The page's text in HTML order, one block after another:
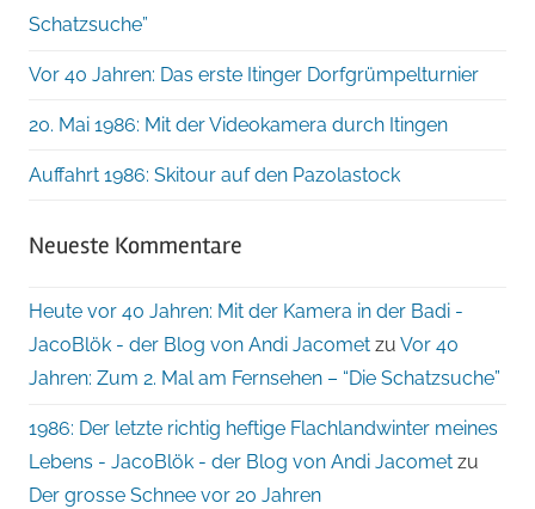
Schatzsuche”
Vor 40 Jahren: Das erste Itinger Dorfgrümpelturnier
20. Mai 1986: Mit der Videokamera durch Itingen
Auffahrt 1986: Skitour auf den Pazolastock
Neueste Kommentare
Heute vor 40 Jahren: Mit der Kamera in der Badi -
JacoBlök - der Blog von Andi Jacomet zu Vor 40
Jahren: Zum 2. Mal am Fernsehen – “Die Schatzsuche”
1986: Der letzte richtig heftige Flachlandwinter meines
Lebens - JacoBlök - der Blog von Andi Jacomet zu
Der grosse Schnee vor 20 Jahren